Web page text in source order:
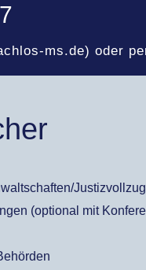
ms.de) oder
(optional mit